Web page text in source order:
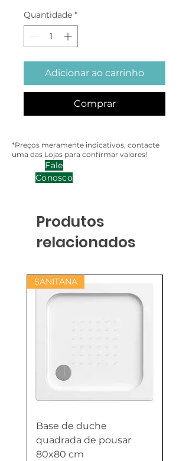
Quantidade *
Adicionar ao carrinho
Comprar
*Preços meramente indicativos, contacte
uma das Lojas para confirmar valores!
Fale
Conosco
Produtos
relacionados
SANITANA
Base de duche
quadrada de pousar
80x80 cm